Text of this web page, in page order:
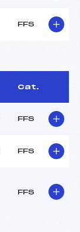
FFS
Cat.
FFS
FFS
FFS